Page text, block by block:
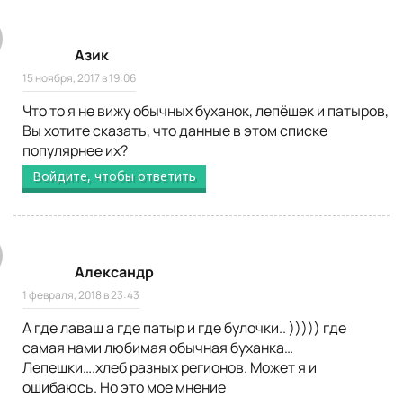
Азик
15 ноября, 2017 в 19:06
Что то я не вижу обычных буханок, лепёшек и патыров,
Вы хотите сказать, что данные в этом списке
популярнее их?
Войдите, чтобы ответить
Александр
1 февраля, 2018 в 23:43
А где лаваш а где патыр и где булочки.. ))))) где
самая нами любимая обычная буханка…
Лепешки….хлеб разных регионов. Может я и
ошибаюсь. Но это мое мнение